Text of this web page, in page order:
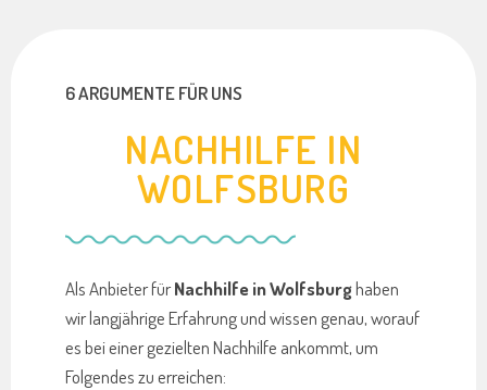
6 ARGUMENTE FÜR UNS
NACHHILFE IN
WOLFSBURG
Als Anbieter fürNachhilfe in Wolfsburghaben
wir langjährige Erfahrung und wissen genau, worauf
es bei einer gezielten Nachhilfe ankommt, um
Folgendes zu erreichen: